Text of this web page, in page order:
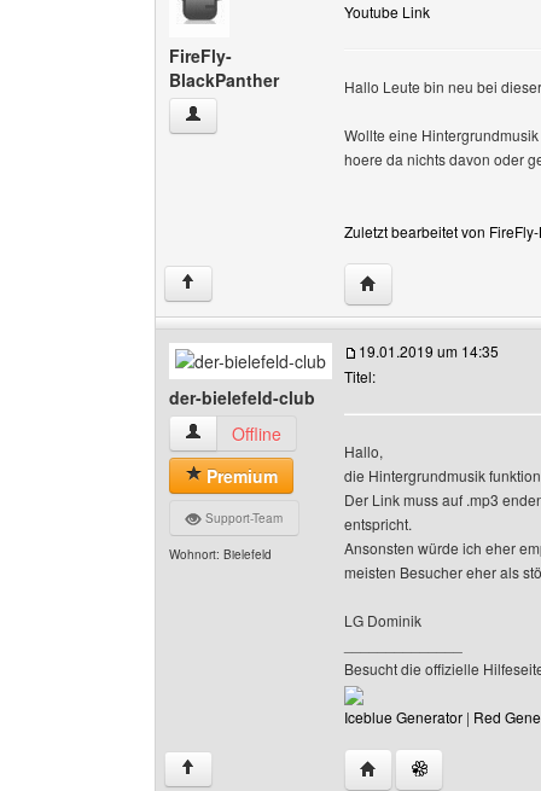
FireFly-
BlackPanther
FireFly-BlackPanther Benutzer-Profile
Youtube Link
Hallo Leute bin neu bei
Wollte eine
hoere da nichts davon oder
Zuletzt bearbeitet von
↑ Website dieses
der-bielefeld-club
der-bielefeld-club Benutzer-Profile anzeigen
Offline
Premium
Support-Team
Wohnort: Bielefeld
19.01.2019 um 14:35
Titel:
Hallo,
die Hintergrundmusik
Der Link muss auf .mp3
entspricht.
Ansonsten würde ich eher
meisten Besucher eher als
LG Dominik
Besucht die offizielle
Iceblue Generator | Red
↑ Website dieses